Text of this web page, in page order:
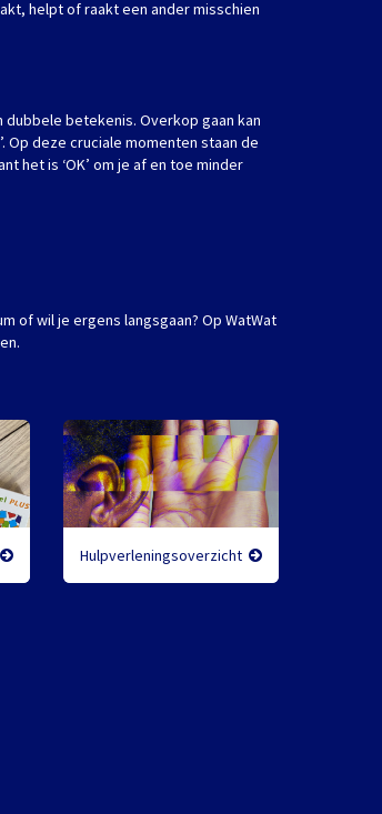
helpt of raakt een ander misschien
betekenis. Overkop gaan kan
Op deze cruciale momenten staan de
het is ‘OK’ om je af en toe minder
of wil je ergens langsgaan? Op WatWat
Hulpverleningsoverzicht